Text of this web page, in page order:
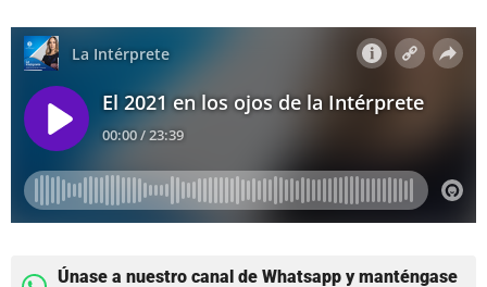
Únase a nuestro canal de Whatsapp y manténgase